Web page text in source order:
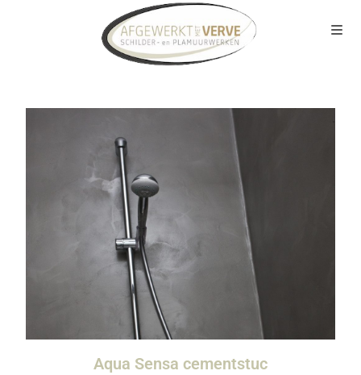
Aqua Sensa cementstuc